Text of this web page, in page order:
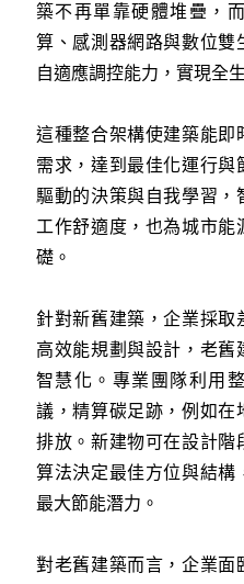
築不再單靠硬體堆疊，
算、感測器網路與數位雙
自適應調控能力，實現全
這種整合架構使建築能即
需求，達到最佳化運行與
驅動的決策與自我學習，
工作舒適度，也為城市能
礎。
針對新舊建築，企業採取
高效能規劃與設計，老舊
智慧化。專業團隊利用
議，精算碳足跡，例如在
排放。新建物可在設計階
算法決定最佳方位與結構
最大節能潛力。
對老舊建築而言，企業面